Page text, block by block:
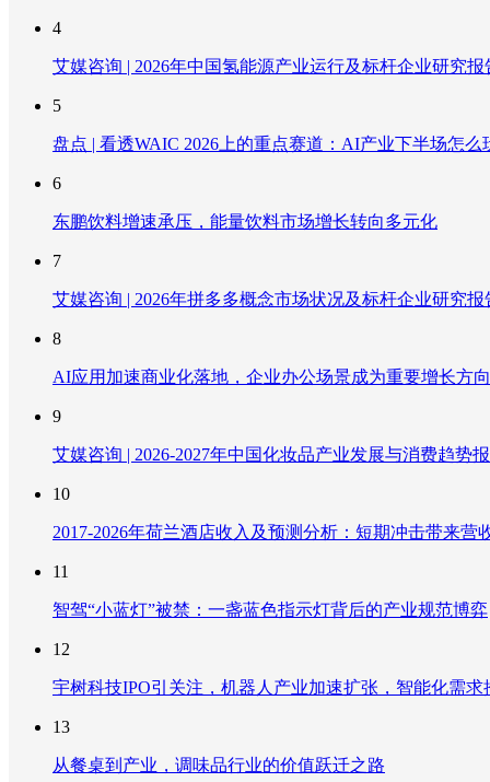
4
艾媒咨询 | 2026年中国氢能源产业运行及标杆企业研究报
5
盘点 | 看透WAIC 2026上的重点赛道：AI产业下半场怎么
6
东鹏饮料增速承压，能量饮料市场增长转向多元化
7
艾媒咨询 | 2026年拼多多概念市场状况及标杆企业研究报
8
AI应用加速商业化落地，企业办公场景成为重要增长方向
9
艾媒咨询 | 2026-2027年中国化妆品产业发展与消费趋势
10
2017-2026年荷兰酒店收入及预测分析：短期冲击带来
11
智驾“小蓝灯”被禁：一盏蓝色指示灯背后的产业规范博弈
12
宇树科技IPO引关注，机器人产业加速扩张，智能化需求
13
从餐桌到产业，调味品行业的价值跃迁之路